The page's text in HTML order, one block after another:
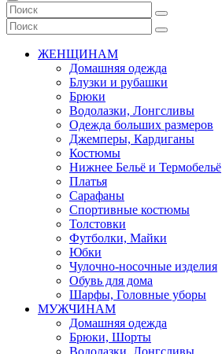
ЖЕНЩИНАМ
Домашняя одежда
Блузки и рубашки
Брюки
Водолазки, Лонгсливы
Одежда больших размеров
Джемперы, Кардиганы
Костюмы
Нижнее Бельё и Термобельё
Платья
Сарафаны
Спортивные костюмы
Толстовки
Футболки, Майки
Юбки
Чулочно-носочные изделия
Обувь для дома
Шарфы, Головные уборы
МУЖЧИНАМ
Домашняя одежда
Брюки, Шорты
Водолазки, Лонгсливы